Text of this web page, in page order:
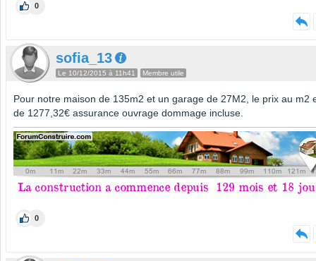
0
sofia_13
Le 10/12/2015 à 11h41 Membre utile
Pour notre maison de 135m2 et un garage de 27M2, le prix au m2
de 1277,32€ assurance ouvrage dommage incluse.
0